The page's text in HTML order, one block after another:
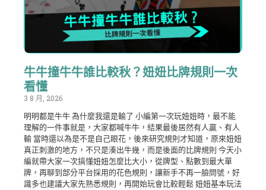
牛牛撞牛牛誰比較秋？妞妞比牌規則一次
看懂
3 8 月, 2026
明明都是牛牛 為什麼我還是輸了 小編第一次玩妞妞時，最不能
理解的一件事就是，大家都喊牛牛，結果最後居然有人贏、有人
輸 當時還以為是不是自己眼花，後來研究規則才知道，原來妞妞
真正刺激的地方，不只是湊出牛幾，而是後面的比牌規則 今天小
編就帶大家一次搞懂妞妞怎麼比大小，從牌型、點數到最大單
牌，再聊到部分平台採用的花色規則，讓新手不再一臉問號，好
識多也建議大家先熟悉規則，再開始玩會比較輕鬆 妞妞基本玩法